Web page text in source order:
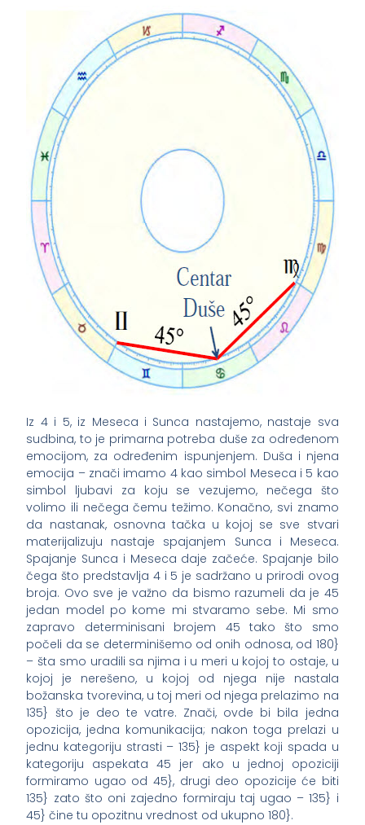
Iz 4 i 5, iz Meseca i Sunca nastajemo, nastaje sva
sudbina, to je primarna potreba duše za određenom
emocijom, za određenim ispunjenjem. Duša i njena
emocija – znači imamo 4 kao simbol Meseca i 5 kao
simbol ljubavi za koju se vezujemo, nečega što
volimo ili nečega čemu težimo. Konačno, svi znamo
da nastanak, osnovna tačka u kojoj se sve stvari
materijalizuju nastaje spajanjem Sunca i Meseca.
Spajanje Sunca i Meseca daje začeće. Spajanje bilo
čega što predstavlja 4 i 5 je sadržano u prirodi ovog
broja. Ovo sve je važno da bismo razumeli da je 45
jedan model po kome mi stvaramo sebe. Mi smo
zapravo determinisani brojem 45 tako što smo
počeli da se determinišemo od onih odnosa, od 180}
– šta smo uradili sa njima i u meri u kojoj to ostaje, u
kojoj je nerešeno, u kojoj od njega nije nastala
božanska tvorevina, u toj meri od njega prelazimo na
135} što je deo te vatre. Znači, ovde bi bila jedna
opozicija, jedna komunikacija; nakon toga prelazi u
jednu kategoriju strasti – 135} je aspekt koji spada u
kategoriju aspekata 45 jer ako u jednoj opoziciji
formiramo ugao od 45}, drugi deo opozicije će biti
135} zato što oni zajedno formiraju taj ugao – 135} i
45} čine tu opozitnu vrednost od ukupno 180}.